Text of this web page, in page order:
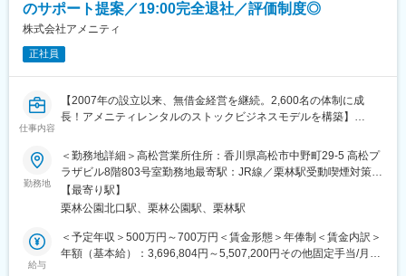
のサポート提案／19:00完全退社／評価制度◎
株式会社アメニティ
正社員
仕事内容
【2007年の設立以来、無借金経営を継続。2,600名の体制に成
長！アメニティレンタルのストックビジネスモデルを構築】
を図るため、このたび新たな仲間をお迎えすることとなりまし
た。
■業務詳細：
病院や介護施設に向けて、入院・入所時に必要な衣類やタオル、
日用品などをレンタルできる「アメニティサポートシステム」を
提案する営業です。ニーズに応じて、人材派遣・紹介サービスや
勤務地
＜勤務地詳細＞高松営業所住所：香川県高松市中野町29-5 高松プ
ラザビル8階803号室勤務地最寄駅：JR線／栗林駅受動喫煙対策：
屋内全面禁煙変更の範囲：会社の定める事業所
【最寄り駅】
栗林公園北口駅、栗林公園駅、栗林駅
給与
＜予定年収＞500万円～700万円＜賃金形態＞年俸制＜賃金内訳＞
年額（基本給）：3,696,804円～5,507,200円その他固定手当/月：